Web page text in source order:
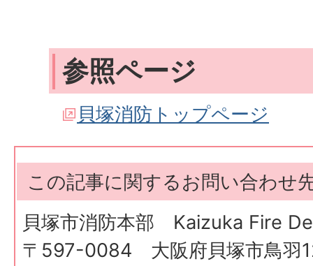
参照ページ
貝塚消防トップページ
この記事に関するお問い合わせ
貝塚市消防本部 Kaizuka Fire
〒597-0084 大阪府貝塚市鳥羽